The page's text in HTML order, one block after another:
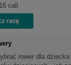
cali
rower dla dziecka